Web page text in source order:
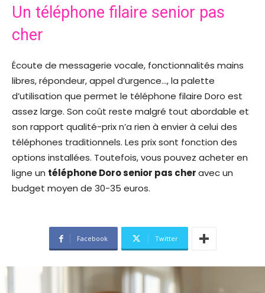
Un téléphone filaire senior pas
cher
Écoute de messagerie vocale, fonctionnalités mains
libres, répondeur, appel d’urgence…, la palette
d’utilisation que permet le téléphone filaire Doro est
assez large. Son coût reste malgré tout abordable et
son rapport qualité-prix n’a rien à envier à celui des
téléphones traditionnels. Les prix sont fonction des
options installées. Toutefois, vous pouvez acheter en
ligne un téléphone Doro senior pas cheravec un
budget moyen de 30-35 euros.
Facebook Twitter